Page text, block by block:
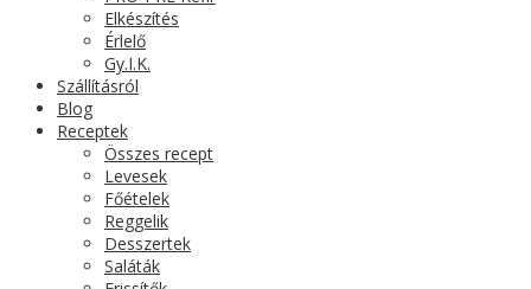
Elkészítés
Érlelő
Gy.I.K.
Szállításról
Blog
Receptek
Összes recept
Levesek
Főételek
Reggelik
Desszertek
Saláták